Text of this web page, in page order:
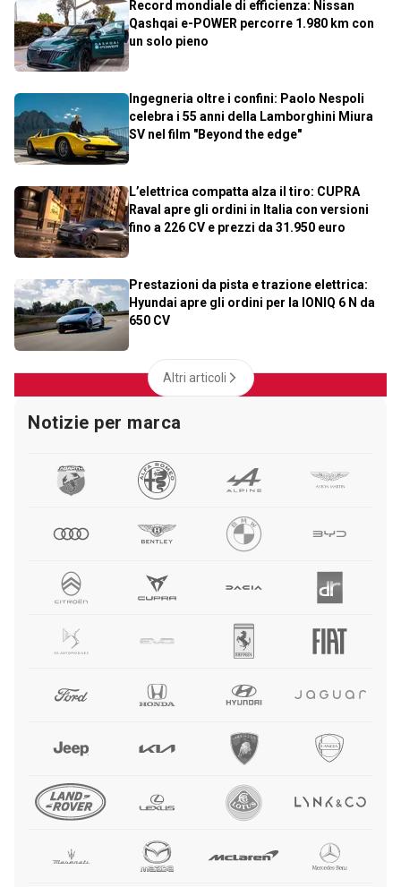
Record mondiale di efficienza: Nissan
Qashqai e-POWER percorre 1.980 km con
un solo pieno
Ingegneria oltre i confini: Paolo Nespoli
celebra i 55 anni della Lamborghini Miura
SV nel film "Beyond the edge"
L’elettrica compatta alza il tiro: CUPRA
Raval apre gli ordini in Italia con versioni
fino a 226 CV e prezzi da 31.950 euro
Prestazioni da pista e trazione elettrica:
Hyundai apre gli ordini per la IONIQ 6 N da
650 CV
Altri articoli
Notizie per marca